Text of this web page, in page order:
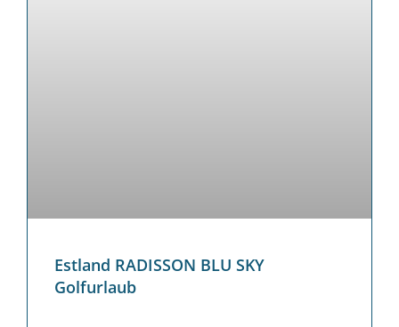
Estland RADISSON BLU SKY
Golfurlaub